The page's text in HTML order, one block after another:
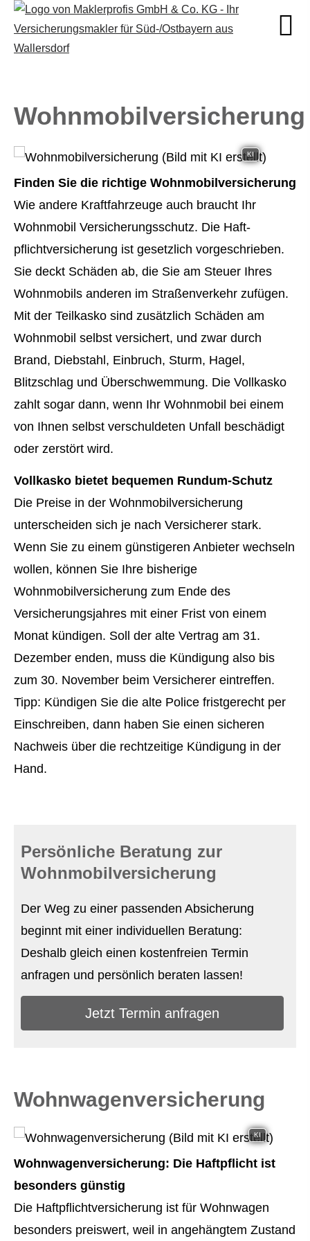
Wohnmobilversicherung
KI
Finden Sie die richtige Wohnmobilversicherung
Wie andere Kraftfahrzeuge auch braucht Ihr
Wohnmobil Versicherungsschutz. Die Haft­
pflichtversicherung ist gesetzlich vorgeschrieben.
Sie deckt Schäden ab, die Sie am Steuer Ihres
Wohnmobils anderen im Straßenverkehr zufügen.
Mit der Teilkasko sind zusätzlich Schäden am
Wohnmobil selbst versichert, und zwar durch
Brand, Diebstahl, Einbruch, Sturm, Hagel,
Blitzschlag und Überschwemmung. Die Vollkasko
zahlt sogar dann, wenn Ihr Wohnmobil bei einem
von Ihnen selbst verschuldeten Unfall beschädigt
oder zerstört wird.
Vollkasko bietet bequemen Rundum-Schutz
Die Preise in der Wohnmobilversicherung
unterscheiden sich je nach Versicherer stark.
Wenn Sie zu einem günstigeren Anbieter wechseln
wollen, können Sie Ihre bisherige
Wohnmobilversicherung zum Ende des
Versicherungsjahres mit einer Frist von einem
Monat kündigen. Soll der alte Vertrag am 31.
Dezember enden, muss die Kündigung also bis
zum 30. November beim Versicherer eintreffen.
Tipp: Kündigen Sie die alte Police fristgerecht per
Einschreiben, dann haben Sie einen sicheren
Nachweis über die rechtzeitige Kündigung in der
Hand.
Persönliche Beratung zur
Wohnmobilversicherung
Der Weg zu einer passenden Absicherung
beginnt mit einer individuellen Beratung:
Deshalb gleich einen kostenfreien Termin
anfragen und persönlich beraten lassen!
Jetzt Termin anfragen
Wohnwagenversicherung
KI
Wohnwagenversicherung: Die Haft­pflicht ist
besonders günstig
Die Haft­pflichtversicherung ist für Wohnwagen
besonders preiswert, weil in angehängtem Zustand